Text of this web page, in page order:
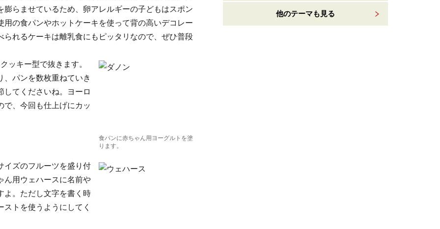
らませているため、卵アレルギーの子どもはスポン
の食パンやホットケーキを使って背の高いデコレー
れるケーキは離乳食にもピッタリなので、ぜひ普段
食パンに赤ちゃん用ヨーグルトを塗
ります。
ッキー型で抜きます。
、パンを数枚重ねていき
してくださいね。ヨーロ
で、今回も仕上げにカッ
イズのフルーツを盛り付
ん用ウェハースに名前や
よ。ただし文字を書く時
トを使うようにしてく
他のテーマも見る